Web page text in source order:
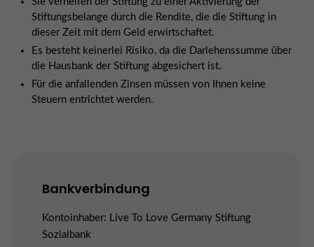
Stiftungsbelange durch die Rendite, die die Stiftung in
dieser Zeit mit dem Geld erwirtschaftet.
Es besteht keinerlei Risiko, da die Darlehenssumme über
die Hausbank der Stiftung abgesichert ist.
Für die anfallenden Zinsen müssen von Ihnen keine
Steuern entrichtet werden.
Bankverbindung
Kontoinhaber: Live To Love Germany Stiftung
Sozialbank